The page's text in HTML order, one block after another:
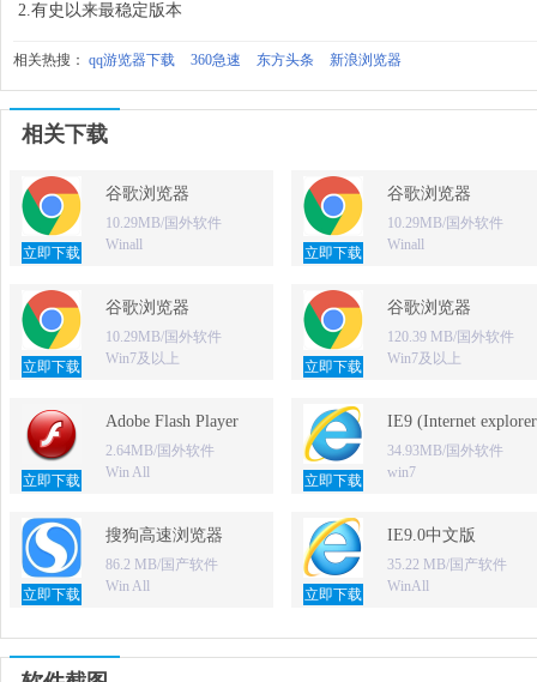
2.有史以来最稳定版本
相关热搜： qq游览器下载 360急速 东方头条 新浪浏览器
相关下载
立即下载
谷歌浏览器
10.29MB/国外软件
Winall
立即下载
谷歌浏览器
10.29MB/国外软件
Winall
立即下载
谷歌浏览器
10.29MB/国外软件
Win7及以上
立即下载
谷歌浏览器
120.39 MB/国外软件
Win7及以上
立即下载
Adobe Flash Player
2.64MB/国外软件
Win All
立即下载
IE9 (Internet
34.93MB/国外软件
win7
立即下载
搜狗高速浏览器
86.2 MB/国产软件
Win All
立即下载
IE9.0中文版
35.22 MB/国产软件
WinAll